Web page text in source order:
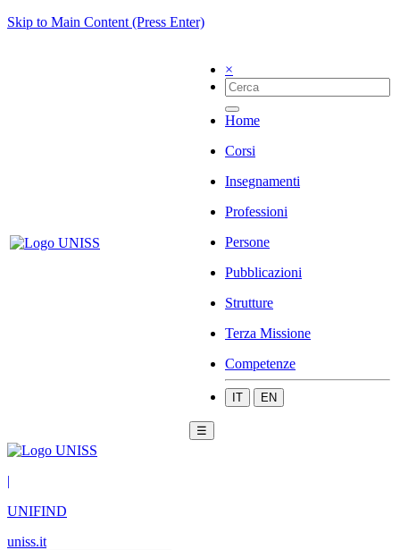
Skip to Main Content (Press Enter)
×
Home
Corsi
Insegnamenti
Professioni
Persone
Pubblicazioni
Strutture
Terza Missione
Competenze
IT EN
☰
|
UNIFIND
uniss.it